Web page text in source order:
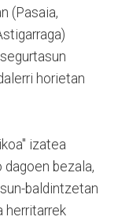
(Pasaia,
horietan
izatea
bezala,
baldintzetan
herritarrek